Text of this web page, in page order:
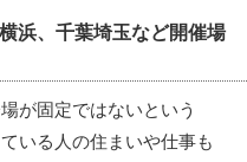
浜、千葉埼玉など開催場
が固定ではないという
いる人の住まいや仕事も